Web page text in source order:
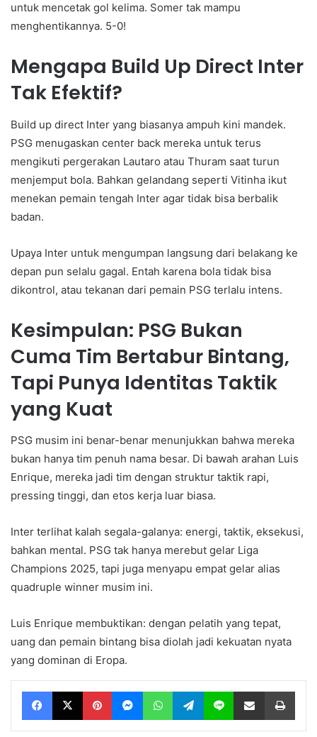
untuk mencetak gol kelima. Somer tak mampu
menghentikannya. 5-0!
Mengapa Build Up Direct Inter
Tak Efektif?
Build up direct Inter yang biasanya ampuh kini mandek.
PSG menugaskan center back mereka untuk terus
mengikuti pergerakan Lautaro atau Thuram saat turun
menjemput bola. Bahkan gelandang seperti Vitinha ikut
menekan pemain tengah Inter agar tidak bisa berbalik
badan.
Upaya Inter untuk mengumpan langsung dari belakang ke
depan pun selalu gagal. Entah karena bola tidak bisa
dikontrol, atau tekanan dari pemain PSG terlalu intens.
Kesimpulan: PSG Bukan
Cuma Tim Bertabur Bintang,
Tapi Punya Identitas Taktik
yang Kuat
PSG musim ini benar-benar menunjukkan bahwa mereka
bukan hanya tim penuh nama besar. Di bawah arahan Luis
Enrique, mereka jadi tim dengan struktur taktik rapi,
pressing tinggi, dan etos kerja luar biasa.
Inter terlihat kalah segala-galanya: energi, taktik, eksekusi,
bahkan mental. PSG tak hanya merebut gelar Liga
Champions 2025, tapi juga menyapu empat gelar alias
quadruple winner musim ini.
Luis Enrique membuktikan: dengan pelatih yang tepat,
uang dan pemain bintang bisa diolah jadi kekuatan nyata
yang dominan di Eropa.
Facebook X Pinterest Messenger WhatsApp Telegram Line Share via Email